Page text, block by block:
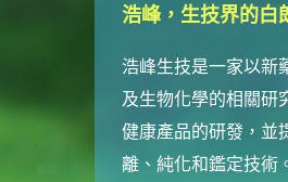
浩峰，生技界的白
浩峰生技是一家以新
及生物化學的相關研
健康產品的研發，並
離、純化和鑑定技術